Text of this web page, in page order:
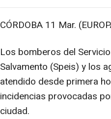
CÓRDOBA 11 Mar.
Los bomberos del
Salvamento (Speis) y los
atendido desde primera
incidencias provocadas
ciudad.